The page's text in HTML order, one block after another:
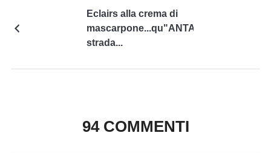
Eclairs alla crema di
mascarpone...qu"ANTA"
strada...
94 COMMENTI